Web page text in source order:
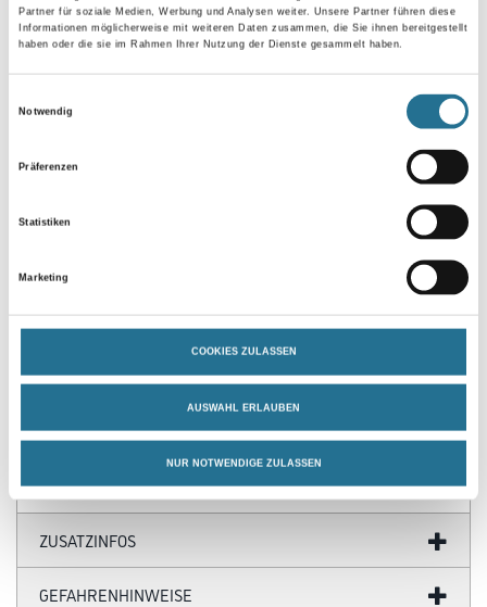
Partner für soziale Medien, Werbung und Analysen weiter. Unsere Partner führen diese
Informationen möglicherweise mit weiteren Daten zusammen, die Sie ihnen bereitgestellt
haben oder die sie im Rahmen Ihrer Nutzung der Dienste gesammelt haben.
Notwendig
Präferenzen
Statistiken
Marketing
COOKIES ZULASSEN
AUSWAHL ERLAUBEN
NUR NOTWENDIGE ZULASSEN
- Konzentrat
- Für Tapeten und Rauhfaser
- Schnelles Durchweichen der Tapete
- Enthält biologisch abbaubare Tenside
ZUSATZINFOS
GEFAHRENHINWEISE